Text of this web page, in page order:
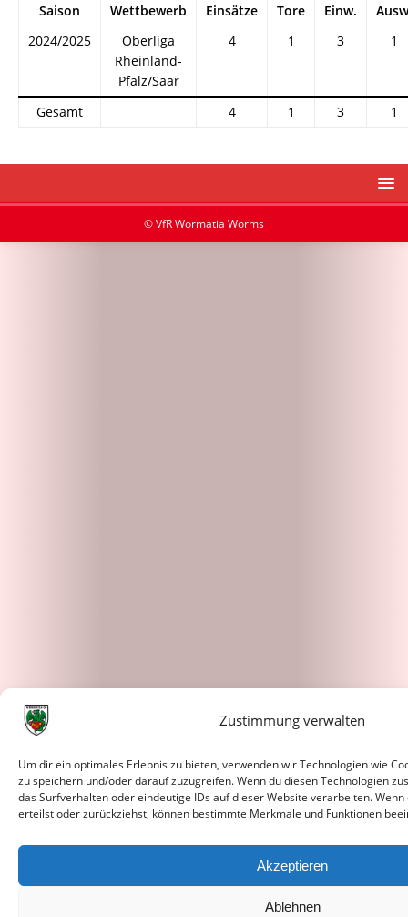
Zustimmung verwalten
Um dir ein optimales Erlebnis zu bieten, verwenden wir Technologien wie
zu speichern und/oder darauf zuzugreifen. Wenn du diesen Technologien
das Surfverhalten oder eindeutige IDs auf dieser Website verarbeiten.
erteilst oder zurückziehst, können bestimmte Merkmale und Funktionen
Akzeptieren
Ablehnen
Saison Wettbewerb Einsätze Tore Einw.
2024/2025
Oberliga
Rheinland-
Pfalz/Saar
4 1 3 1
Gesamt 4 1 3 1
© VfR Wormatia Worms